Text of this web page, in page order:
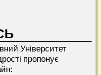
Університет
пропонує